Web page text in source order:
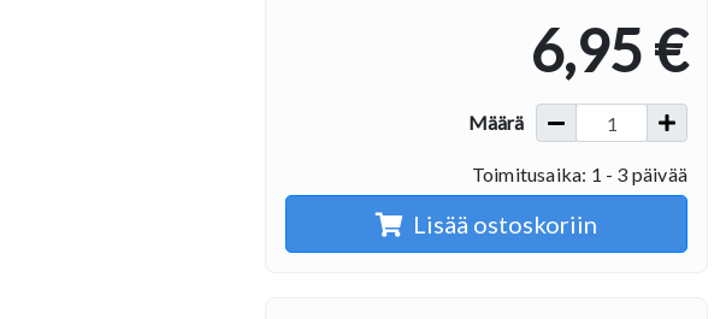
6,95 €
Määrä
Toimitusaika: 1 - 3 päivää
Lisää ostoskoriin